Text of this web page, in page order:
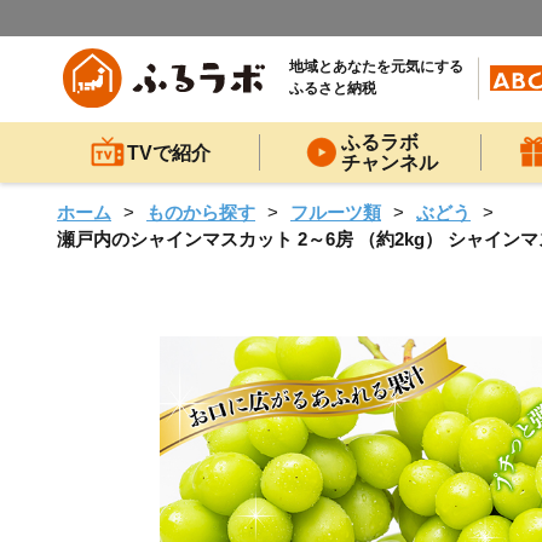
地域とあなたを元気にする
ふるさと納税
TVで紹介
ふるラボ
チャンネル
ホーム ものから探す フルーツ類
ぶどう
瀬戸内のシャインマスカット 2～6房 （約2kg） シャイン